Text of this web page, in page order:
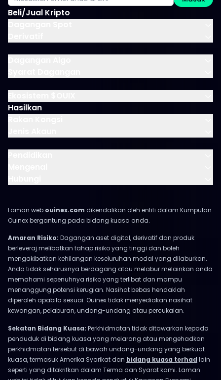
Beli/Jual Kripto
Hasilkan
Laman web ouinex.com dikendalikan oleh entiti dalam Kumpulan
Ouinex bergantung pada bidang kuasa anda.
Amaran Risiko: Dagangan aset digital, derivatif dan produk
berleveraj melibatkan tahap risiko yang tinggi dan boleh
mengakibatkan kehilangan keseluruhan modal yang dilaburkan.
Anda tidak seharusnya berdagang atau melabur melainkan anda
memahami sepenuhnya risiko yang terlibat dan mampu
menanggung potensi kerugian. Nasihat bebas hendaklah
diperoleh apabila sesuai. Ouinex tidak menyediakan nasihat
kewangan, pelaburan, undang-undang atau percukaian.
Sekatan Bidang Kuasa: Perkhidmatan tidak ditawarkan kepada
penduduk di bidang kuasa yang melarang atau mengehadkan
perkhidmatan tersebut di bawah undang-undang yang berkuat
kuasa, termasuk Amerika Syarikat dan bidang kuasa terhad lain
seperti yang ditakrifkan dalam Terma dan Syarat kami. Laman